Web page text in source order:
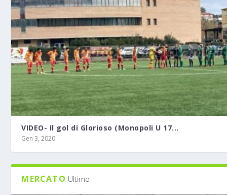
VIDEO- Il gol di Glorioso (Monopoli U 17...
Gen 3, 2020
MERCATO Ultimo